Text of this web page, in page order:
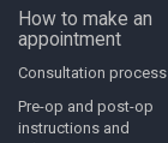
How to make an
appointment
Consultation process
Pre-op and post-op
instructions and